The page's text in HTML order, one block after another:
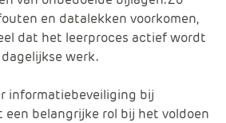
en datalekken voorkomen,
dat het leerproces actief wordt
werk.
informatiebeveiliging bij
een belangrijke rol bij het voldoen